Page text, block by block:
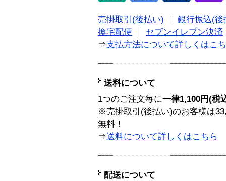
売掛取引(後払い)
銀行振込(後
換宅配便
セブンイレブン決済
⇒支払方法について詳しくはこ
送料について
1つのご注文毎に一律1,100円(税
※売掛取引(後払い)のお客様は
無料！
⇒送料について詳しくはこちら
配送について